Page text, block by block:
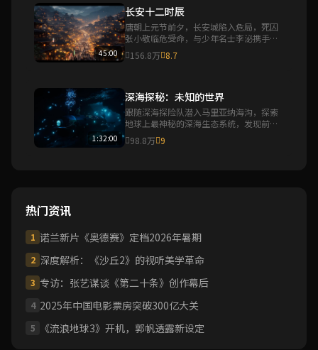
45:00
长安十二时辰
唐朝上元节前夕，长安城陷入危局，死囚
张小敬临危受命，与少年名士李泌携手在
十二时辰内拯救长安。
156.8万 8.7
1:32:00
深海探秘：未知的世界
跟随深海探险队潜入马里亚纳海沟，探索
地球上最神秘的深海生态系统，发现前所
未见的奇异生物。
98.8万 9
热门资讯
1 诺兰新片《奥德赛》定档2026年暑期
2 深度解析：《沙丘2》的视听美学革命
3 专访：张艺谋谈《第二十条》创作幕后
4 2025年中国电影票房突破300亿大关
5 《流浪地球3》开机，郭帆透露新设定